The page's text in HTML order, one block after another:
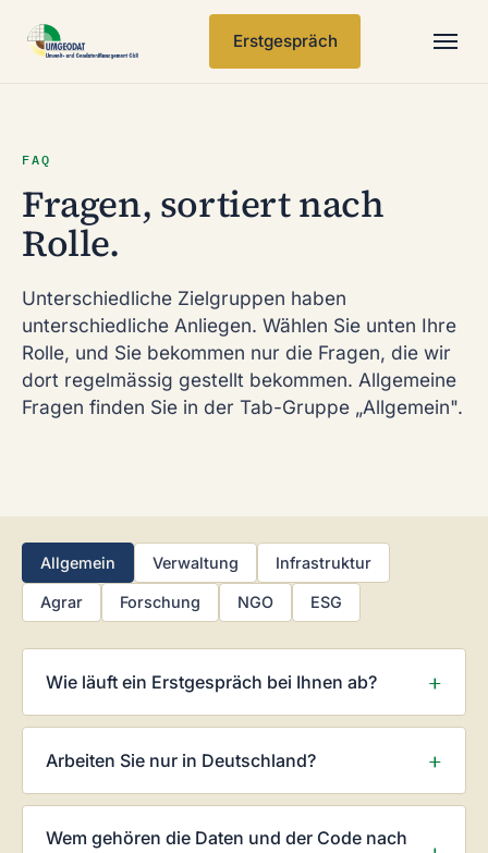
Erstgespräch
Branchen
Referenzen
Insights
Über
FAQ
Fragen, sortiert nach
Rolle.
Unterschiedliche Zielgruppen haben
unterschiedliche Anliegen. Wählen Sie unten Ihre
Rolle, und Sie bekommen nur die Fragen, die wir
dort regelmässig gestellt bekommen. Allgemeine
Fragen finden Sie in der Tab-Gruppe „Allgemein".
Allgemein Verwaltung Infrastruktur
Agrar Forschung NGO ESG
Wie läuft ein Erstgespräch bei Ihnen ab?
Arbeiten Sie nur in Deutschland?
Wem gehören die Daten und der Code nach